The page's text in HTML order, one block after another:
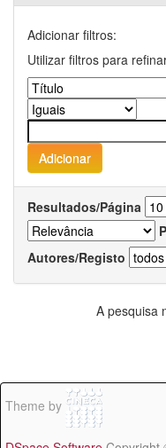
Adicionar filtros:
Utilizar filtros para
Resultados/Página
Autores/Registo
A pesquisa
Theme by